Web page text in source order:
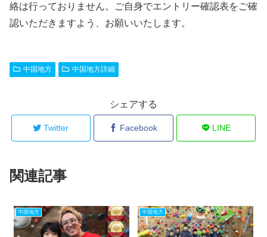
絡は行っておりません。ご自身でエントリー確認表をご確
認いただきますよう、お願いいたします。
中国地方 中国地方詳細
シェアする
Twitter Facebook LINE
関連記事
中国地方 中国地方